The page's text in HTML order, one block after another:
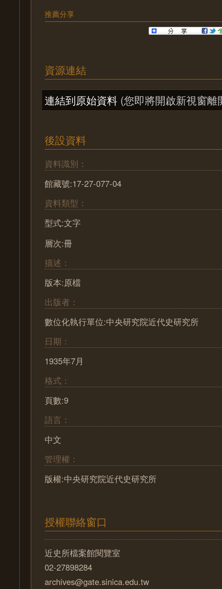
推薦分享
資源連結
連結到原始資料 (您即將開啟新視窗離
後設資料
資料識別：
館藏號:17-27-077-04
資料類型：
型式:文字
層次:冊
描述：
版本:原檔
出版者：
數位化執行單位:中央研究院近代史研究所
日期：
1935年7月
格式：
頁數:9
語言：
中文
管理權：
版權:中央研究院近代史研究所
授權聯絡窗口
近史所檔案館閱覽室
02-27898284
archives@gate.sinica.edu.tw